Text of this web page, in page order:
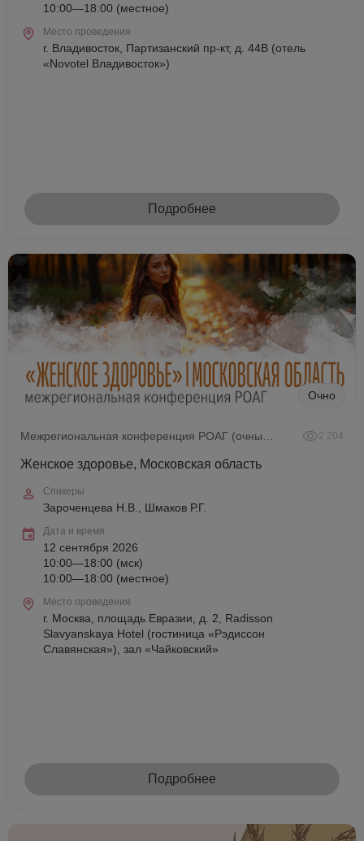
10:00—18:00 (местное)
Место проведения
г. Владивосток, Партизанский пр-кт, д. 44В (отель
«Novotel Владивосток»)
Подробнее
Очно
2 204
Женское здоровье, Московская область
Спикеры
Зароченцева Н.В., Шмаков Р.Г.
Дата и время
12 сентября 2026
10:00—18:00 (мск)
10:00—18:00 (местное)
Место проведения
г. Москва, площадь Евразии, д. 2, Radisson
Slavyanskaya Hotel (гостиница «Рэдиссон
Славянская»), зал «Чайковский»
Подробнее